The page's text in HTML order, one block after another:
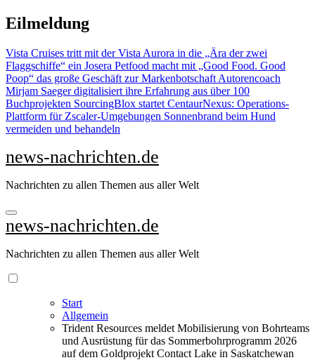
Zu
Inhalten
Eilmeldung
Vista Cruises tritt mit der Vista Aurora in die „Ära der zwei
Flaggschiffe“ ein Josera Petfood macht mit „Good Food. Good
Poop“ das große Geschäft zur Markenbotschaft Autorencoach
Mirjam Saeger digitalisiert ihre Erfahrung aus über 100
Buchprojekten SourcingBlox startet CentaurNexus: Operations-
Plattform für Zscaler-Umgebungen Sonnenbrand beim Hund
vermeiden und behandeln
news-nachrichten.de
Nachrichten zu allen Themen aus aller Welt
news-nachrichten.de
Nachrichten zu allen Themen aus aller Welt
Start
Allgemein
Trident Resources meldet Mobilisierung von Bohrteams
und Ausrüstung für das Sommerbohrprogramm 2026
auf dem Goldprojekt Contact Lake in Saskatchewan